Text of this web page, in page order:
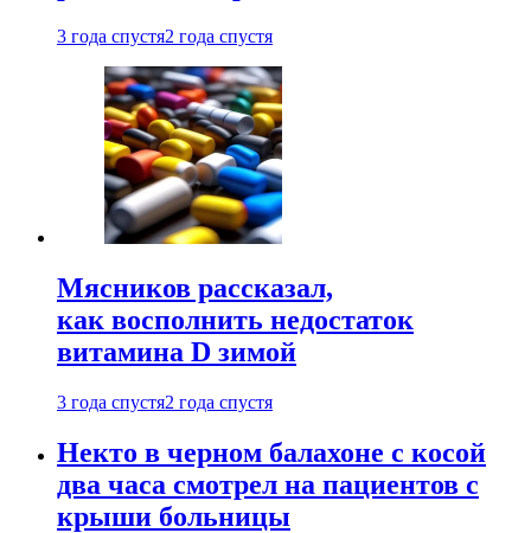
3 года спустя2 года спустя
Мясников рассказал,
как восполнить недостаток
витамина D зимой
3 года спустя2 года спустя
Некто в черном балахоне с косой
два часа смотрел на пациентов с
крыши больницы